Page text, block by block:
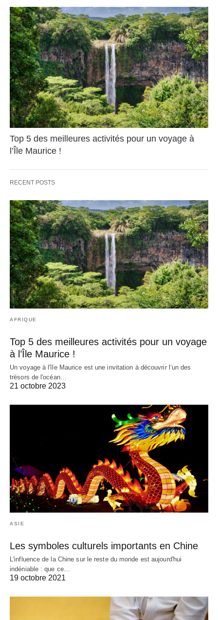
Top 5 des meilleures activités pour un voyage à
l’Île Maurice !
RECENT POSTS
AFRIQUE
Top 5 des meilleures activités pour un voyage
à l’Île Maurice !
Un voyage à l'île Maurice est une invitation à découvrir l’un des
trésors de l'océan…
21 octobre 2023
ASIE
Les symboles culturels importants en Chine
L'influence de la Chine sur le reste du monde est aujourd'hui
indéniable : que ce…
19 octobre 2021